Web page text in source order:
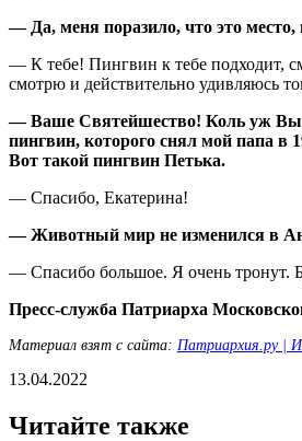
— Да, меня поразило, что это место,
— К тебе! Пингвин к тебе подходит,
смотрю и действительно удивляюсь
— Ваше Святейшество! Коль уж Вы
пингвин, которого снял мой папа в
Вот такой пингвин Петька.
— Спасибо, Екатерина!
— Животный мир не изменился в
— Спасибо большое. Я очень тронут.
Пресс-служба Патриарха
Материал взят с сайта: Патриархия.ру |
13.04.2022
Читайте также